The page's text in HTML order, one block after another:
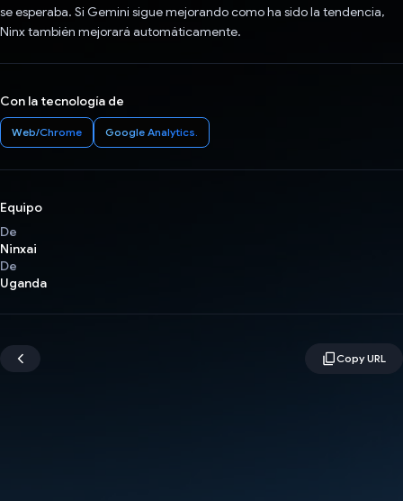
se esperaba. Si Gemini sigue mejorando como ha sido la tendencia,
Ninx también mejorará automáticamente.
Con la tecnología de
Web/Chrome Google Analytics.
Equipo
De
Ninxai
De
Uganda